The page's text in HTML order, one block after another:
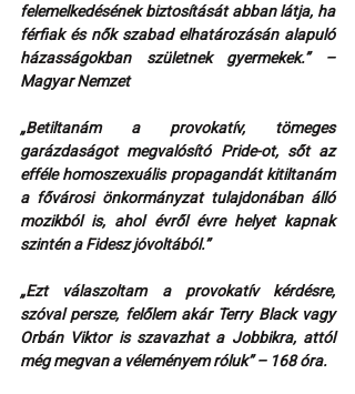
felemelkedésének biztosítását abban látja, ha
férfiak és nők szabad elhatározásán alapuló
házasságokban születnek gyermekek.” –
Magyar Nemzet
„Betiltanám a provokatív, tömeges
garázdaságot megvalósító Pride-ot, sőt az
efféle homoszexuális propagandát kitiltanám
a fővárosi önkormányzat tulajdonában álló
mozikból is, ahol évről évre helyet kapnak
szintén a Fidesz jóvoltából.”
„Ezt válaszoltam a provokatív kérdésre,
szóval persze, felőlem akár Terry Black vagy
Orbán Viktor is szavazhat a Jobbikra, attól
még megvan a véleményem róluk” – 168 óra.